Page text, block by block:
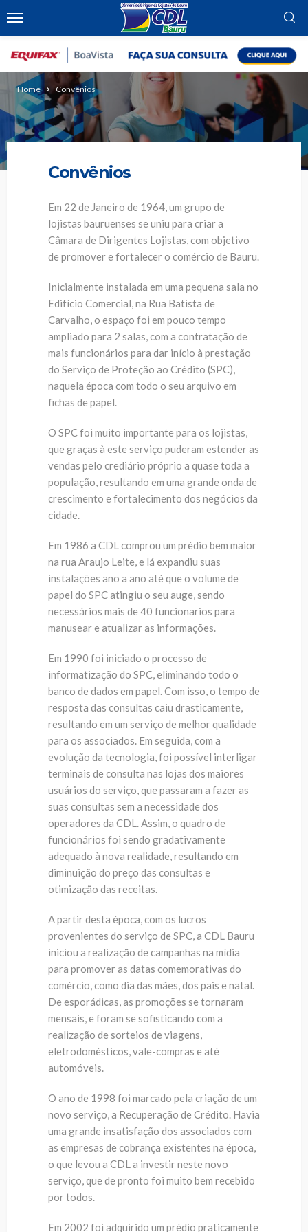
Home Convênios
Convênios
Em 22 de Janeiro de 1964, um grupo de
lojistas bauruenses se uniu para criar a
Câmara de Dirigentes Lojistas, com objetivo
de promover e fortalecer o comércio de Bauru.
Inicialmente instalada em uma pequena sala no
Edifício Comercial, na Rua Batista de
Carvalho, o espaço foi em pouco tempo
ampliado para 2 salas, com a contratação de
mais funcionários para dar início à prestação
do Serviço de Proteção ao Crédito (SPC),
naquela época com todo o seu arquivo em
fichas de papel.
O SPC foi muito importante para os lojistas,
que graças à este serviço puderam estender as
vendas pelo crediário próprio a quase toda a
população, resultando em uma grande onda de
crescimento e fortalecimento dos negócios da
cidade.
Em 1986 a CDL comprou um prédio bem maior
na rua Araujo Leite, e lá expandiu suas
instalações ano a ano até que o volume de
papel do SPC atingiu o seu auge, sendo
necessários mais de 40 funcionarios para
manusear e atualizar as informações.
Em 1990 foi iniciado o processo de
informatização do SPC, eliminando todo o
banco de dados em papel. Com isso, o tempo de
resposta das consultas caiu drasticamente,
resultando em um serviço de melhor qualidade
para os associados. Em seguida, com a
evolução da tecnologia, foi possível interligar
terminais de consulta nas lojas dos maiores
usuários do serviço, que passaram a fazer as
suas consultas sem a necessidade dos
operadores da CDL. Assim, o quadro de
funcionários foi sendo gradativamente
adequado à nova realidade, resultando em
diminuição do preço das consultas e
otimização das receitas.
A partir desta época, com os lucros
provenientes do serviço de SPC, a CDL Bauru
iniciou a realização de campanhas na mídia
para promover as datas comemorativas do
comércio, como dia das mães, dos pais e natal.
De esporádicas, as promoções se tornaram
mensais, e foram se sofisticando com a
realização de sorteios de viagens,
eletrodomésticos, vale-compras e até
automóveis.
O ano de 1998 foi marcado pela criação de um
novo serviço, a Recuperação de Crédito. Havia
uma grande insatisfação dos associados com
as empresas de cobrança existentes na época,
o que levou a CDL a investir neste novo
serviço, que de pronto foi muito bem recebido
por todos.
Em 2002 foi adquirido um prédio praticamente